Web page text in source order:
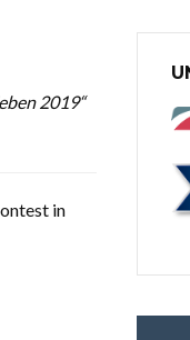
2019“
in